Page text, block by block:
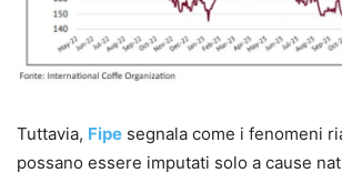
Tuttavia, Fipe segnala come i fenomeni
possano essere imputati solo a cause